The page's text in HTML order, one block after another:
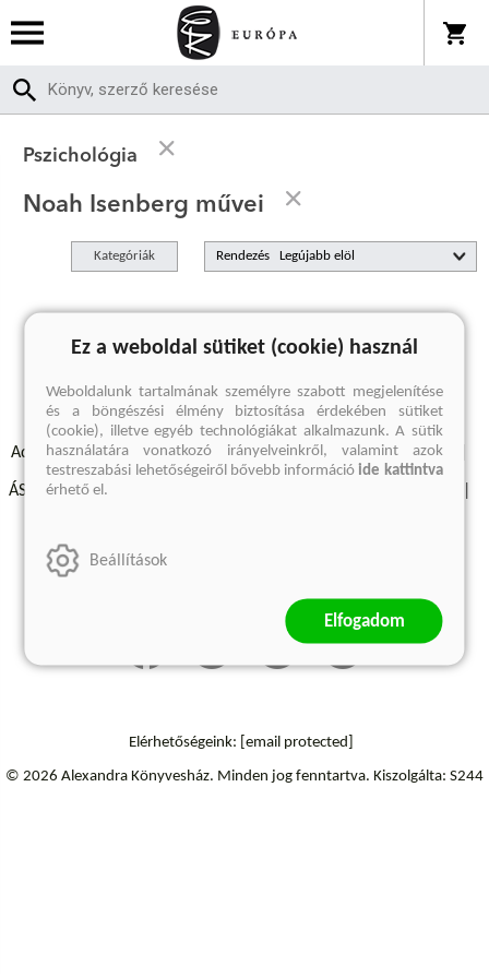
Pszichológia
Noah Isenberg művei
Kategóriák Rendezés
A keresett kifejezésre nincs találat
Adatvédelmi szabályzatok Elállási felmondási nyilatkozat
ÁSZF - Vásárlási feltételek
Szállítási információk
Elérhetőségeink: [email protected]
© 2026 Alexandra Könyvesház. Minden jog fenntartva. Kiszolgálta: S244
Ez a weboldal sütiket (cookie) használ
Weboldalunk tartalmának személyre szabott megjelenítése
és a böngészési élmény biztosítása érdekében sütiket
(cookie), illetve egyéb technológiákat alkalmazunk. A sütik
használatára vonatkozó irányelveinkről, valamint azok
testreszabási lehetőségeiről bővebb információide kattintva
érhető el.
Beállítások
Elfogadom